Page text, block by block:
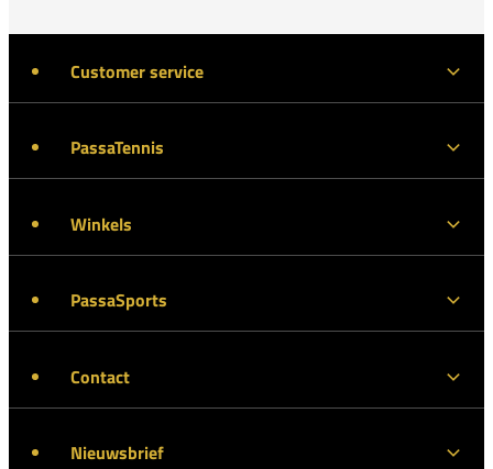
Customer service
PassaTennis
Winkels
PassaSports
Contact
Nieuwsbrief